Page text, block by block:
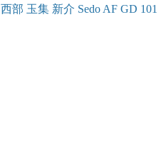
西部 玉集 新介 Sedo AF GD 101